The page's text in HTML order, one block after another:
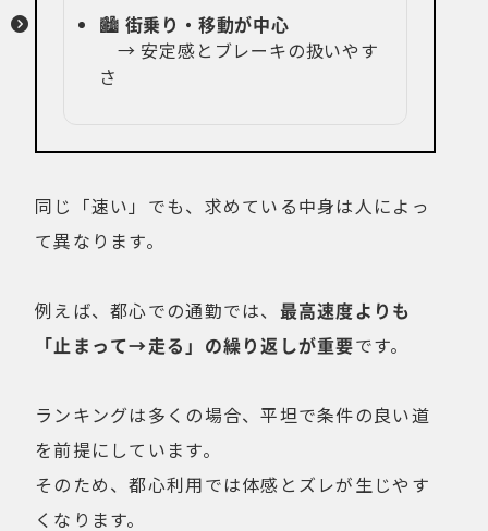
🏙 街乗り・移動が中心
→ 安定感とブレーキの扱いやす
さ
同じ「速い」でも、求めている中身は人によっ
て異なります。
例えば、都心での通勤では、 最高速度よりも
「止まって→走る」の繰り返しが重要です。
ランキングは多くの場合、平坦で条件の良い道
を前提にしています。
そのため、都心利用では体感とズレが生じやす
くなります。